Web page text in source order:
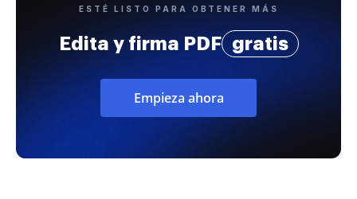
ESTÉ LISTO PARA OBTENER MÁS
Edita y firma PDF gratis
Empieza ahora